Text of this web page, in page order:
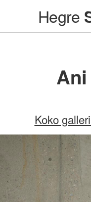
Hegre
Koko